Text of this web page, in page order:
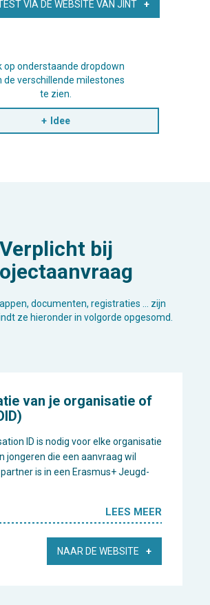
VIA DE WEBSITE VAN JINT
op onderstaande dropdown
de verschillende milestones
te zien.
Idee
Verplicht bij
documenten, registraties … zijn
ze hieronder in volgorde opgesomd.
van je organisatie of
ID is nodig voor elke organisatie
jongeren die een aanvraag wil
is in een Erasmus+ Jeugd-
LEES MEER
NAAR DE WEBSITE